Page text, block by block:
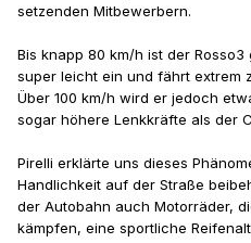
setzenden Mitbewerbern.
Bis knapp 80 km/h ist der
super leicht ein und fährt extrem
Über 100 km/h wird er jedoch
sogar höhere Lenkkräfte als der
Pirelli erklärte uns dieses
Handlichkeit auf der Straße
der Autobahn auch Motorräder,
kämpfen, eine sportliche